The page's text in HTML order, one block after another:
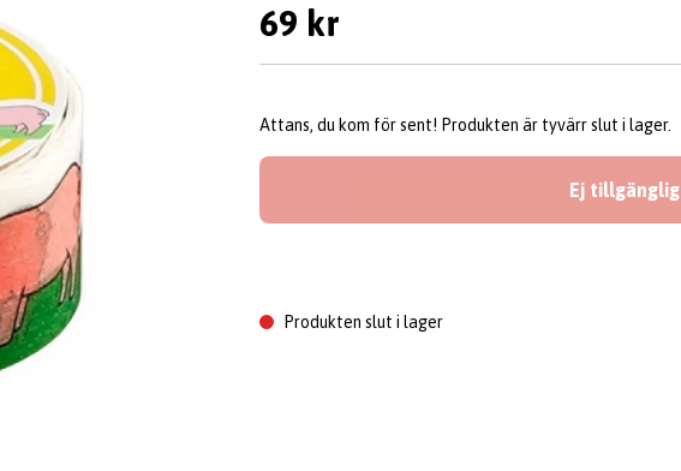
69 kr
Attans, du kom för sent! Produkten är tyvärr slut i lager.
Ej tillgänglig
Produkten slut i lager